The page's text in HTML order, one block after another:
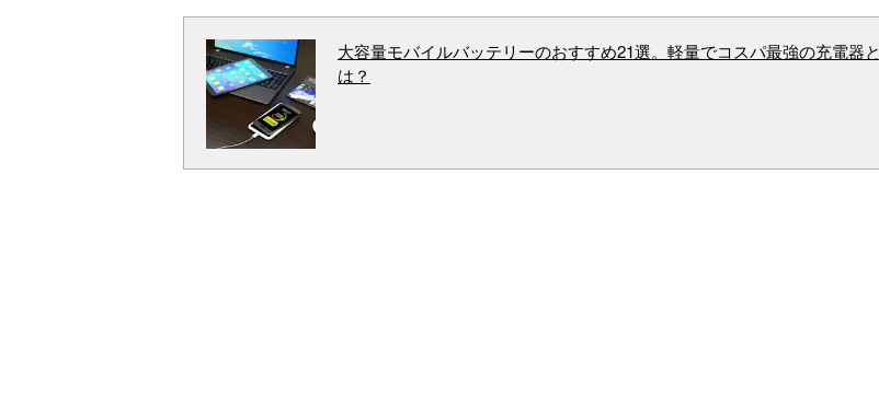
大容量モバイルバッテリーのおすすめ21選。軽量でコスパ最強の充電器と
は？